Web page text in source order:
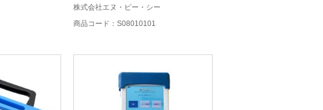
株式会社エヌ・ピー・シー
商品コード：S08010101